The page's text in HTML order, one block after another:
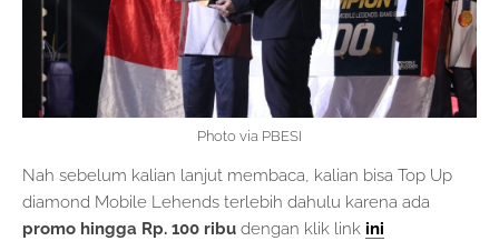
Photo via PBESI
Nah sebelum kalian lanjut membaca, kalian bisa Top Up
diamond Mobile Lehends terlebih dahulu karena ada
promo hingga Rp. 100 ribu dengan klik link ini